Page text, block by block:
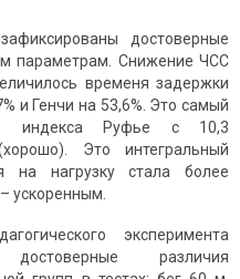
достоверные
параметрам. Снижение ЧСС
временя задержки
и Генчи на 53,6%. Это самый
индекса Руфье с 10,3
Это интегральный
на нагрузку стала более
ускоренным.
эксперимента
различия